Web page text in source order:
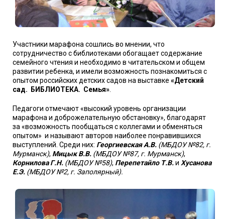
Участники марафона сошлись во мнении, что
сотрудничество с библиотеками обогащает содержание
семейного чтения и необходимо в читательском и общем
развитии ребенка, и имели возможность познакомиться с
опытом российских детских садов на выставке «Детский
сад. БИБЛИОТЕКА. Семья»
Педагоги отмечают «высокий уровень организации
марафона и доброжелательную обстановку», благодарят
за «возможность пообщаться с коллегами и обменяться
опытом» и называют авторов наиболее понравившихся
выступлений. Среди них: Георгиевская А.В. (МБДОУ №82, г.
Мурманск), Мицык В.В. (МБДОУ №87, г. Мурманск),
Корнилова Г.Н. (МБДОУ №58), Перепетайло Т.В.и Хусанова
Е.Э. (МБДОУ №2, г. Заполярный).